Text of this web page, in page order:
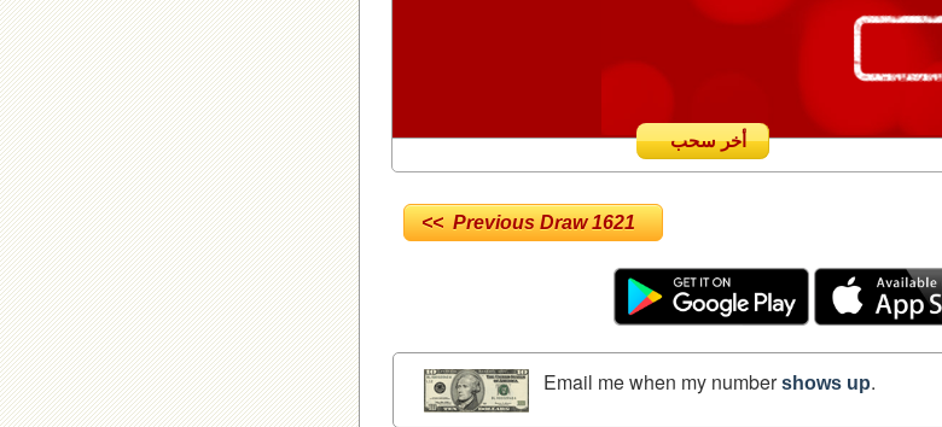
أخر سحب
<< Previous Draw 1621
Email me when my numbershows up.